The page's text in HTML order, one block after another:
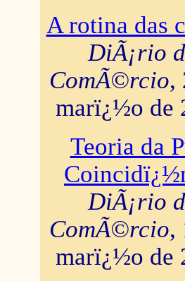
A rotina das
DiÃ¡rio
ComÃ©rcio,
marï¿½o de
Teoria da
DiÃ¡rio
ComÃ©rcio,
marï¿½o de